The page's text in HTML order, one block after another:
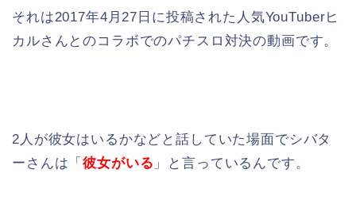
それは2017年4月27日に投稿された人気YouTuberヒ
カルさんとのコラボでのパチスロ対決の動画です。
2人が彼女はいるかなどと話していた場面でシバタ
ーさんは「彼女がいる 」と言っているんです。